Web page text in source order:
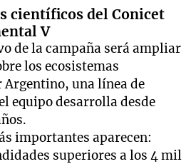
científicos del Conicet
V
de la campaña será ampliar
los ecosistemas
una línea de
equipo desarrolla desde
importantes aparecen:
superiores a los 4 mil